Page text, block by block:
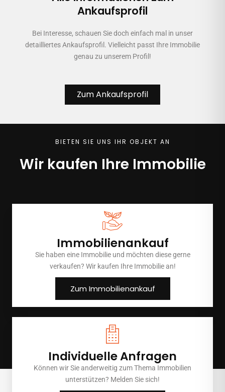
Ankaufsprofil
Bei Interesse, schauen Sie doch einfach mal in unser
detailliertes Ankaufsprofil. Vielleicht passt Ihre Immobilie
genau zu unserem Profil!
Zum Ankaufsprofil
BIETEN SIE UNS IHR OBJEKT AN
Wir kaufen Ihre Immobilie
Immobilienankauf
Sie haben eine Immobilie und möchten diese gerne
verkaufen? Wir kaufen Ihre Immobilie an!
Zum Immobilienankauf
Individuelle Anfragen
Können wir Sie anderweitig zum Thema Immobilien
unterstützen? Melden Sie sich!